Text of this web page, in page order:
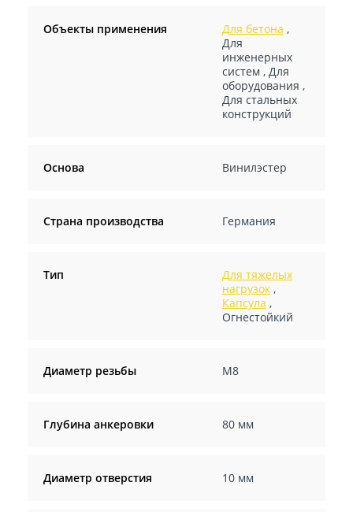
Объекты применения Для бетона ,
Для
инженерных
систем , Для
оборудования ,
Для стальных
конструкций
Основа Винилэстер
Страна производства Германия
Тип
Для тяжелых
нагрузок,
Капсула ,
Огнестойкий
Диаметр резьбы М8
Глубина анкеровки 80 мм
Диаметр отверстия 10 мм